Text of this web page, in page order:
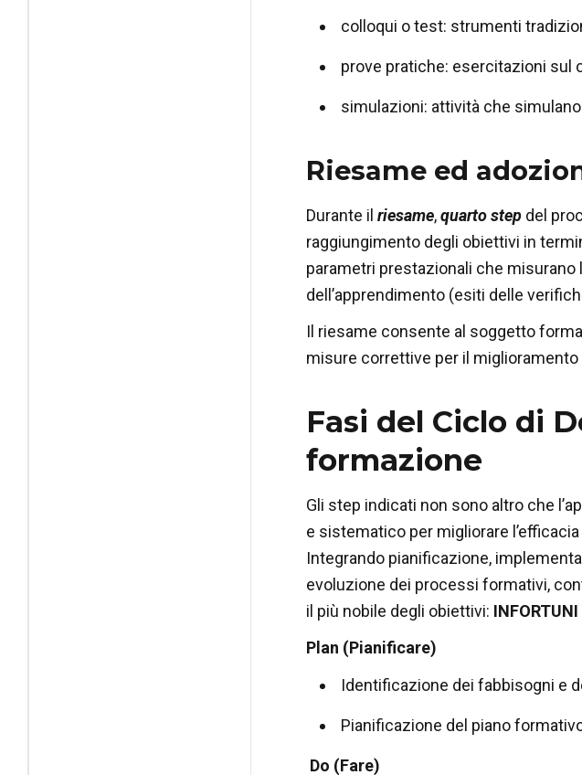
colloqui o test: strumenti
prove pratiche: esercitazioni sul
simulazioni: attività che
Riesame ed
Durante il riesame,quarto stepdel
raggiungimento degli obiettivi in
parametri prestazionali che
dell’apprendimento (esiti delle
Il riesame consente al soggetto
misure correttive per il
Fasi del Ciclo di
formazione
Gli step indicati non sono altro che
e sistematico per migliorare
Integrando pianificazione,
evoluzione dei processi formativi,
il più nobile degli obiettivi: INFORTUNI
Plan (Pianificare)
Identificazione dei fabbisogni e
Pianificazione del piano
Do (Fare)